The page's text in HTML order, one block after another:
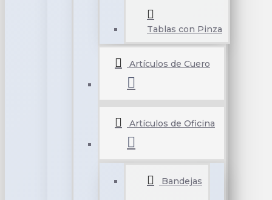
Tablas con Pinza
Artículos de Cuero
Artículos de Oficina
Bandejas